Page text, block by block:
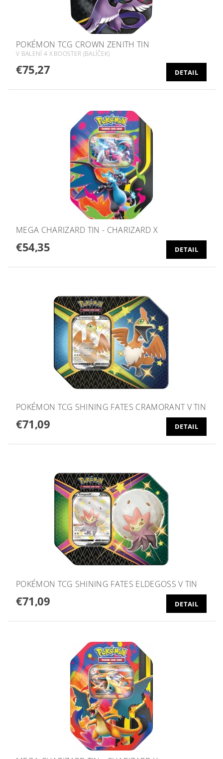
POKÉMON TCG CROWN ZENITH TIN
V BALENÍ 4 X BOOSTER (BALÍČEK)
€75,27 DETAIL
MEGA CHARIZARD TIN - CHARIZARD X
€54,35 DETAIL
POKÉMON TCG SHINING FATES CRAMORANT V TIN
€71,09 DETAIL
POKÉMON TCG SHINING FATES ELDEGOSS V TIN
€71,09 DETAIL